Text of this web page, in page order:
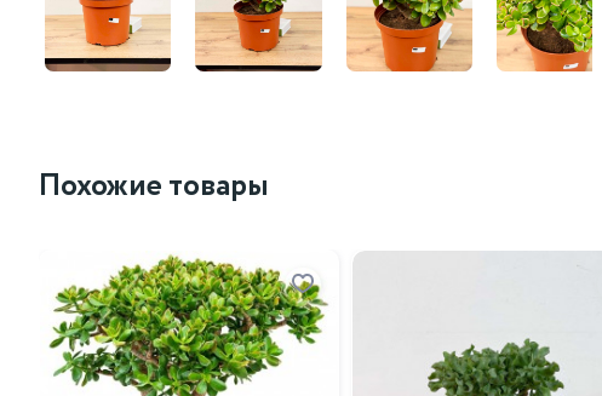
Похожие товары